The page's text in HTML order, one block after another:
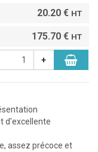
20.20 € HT
175.70 € HT
+
d'excellente
assez précoce et